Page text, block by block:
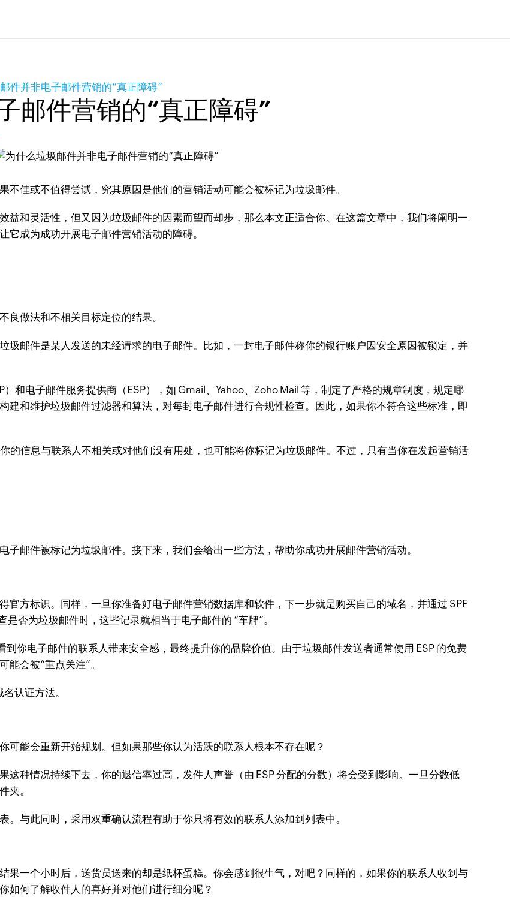
件并非电子邮件营销的“真正障碍”
邮件营销的“真正障碍”
佳或不值得尝试，究其原因是他们的营销活动可能会被标记为垃圾邮件。
益和灵活性，但又因为垃圾邮件的因素而望而却步，那么本文正适合你。在这篇文章中，我们将阐明一
成为成功开展电子邮件营销活动的障碍。
良做法和不相关目标定位的结果。
圾邮件是某人发送的未经请求的电子邮件。比如，一封电子邮件称你的银行账户因安全原因被锁定，并
和电子邮件服务提供商（ESP），如 Gmail、Yahoo、Zoho Mail 等，制定了严格的规章制度，规定哪
建和维护垃圾邮件过滤器和算法，对每封电子邮件进行合规性检查。因此，如果你不符合这些标准，即
的信息与联系人不相关或对他们没有用处，也可能将你标记为垃圾邮件。不过，只有当你在发起营销活
邮件被标记为垃圾邮件。接下来，我们会给出一些方法，帮助你成功开展邮件营销活动。
官方标识。同样，一旦你准备好电子邮件营销数据库和软件，下一步就是购买自己的域名，并通过 SPF
否为垃圾邮件时，这些记录就相当于电子邮件的 “车牌”。
你电子邮件的联系人带来安全感，最终提升你的品牌价值。由于垃圾邮件发送者通常使用 ESP 的免费
会被“重点关注”。
认证方法。
可能会重新开始规划。但如果那些你认为活跃的联系人根本不存在呢？
种情况持续下去，你的退信率过高，发件人声誉（由 ESP 分配的分数）将会受到影响。一旦分数低
夹。
与此同时，采用双重确认流程有助于你只将有效的联系人添加到列表中。
果一个小时后，送货员送来的却是纸杯蛋糕。你会感到很生气，对吧？同样的，如果你的联系人收到与
如何了解收件人的喜好并对他们进行细分呢？